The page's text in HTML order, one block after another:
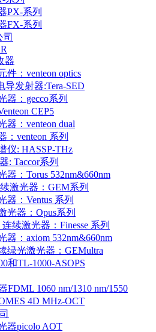
PX-系列
FX-系列
司
器
件：venteon optics
导发射器:Tera-SED
器：gecco系列
CEP5
器：venteon dual
：venteon 系列
仪: HASSP-THz
: Taccor系列
器：Torus 532nm&660nm
激光器：GEM系列
器：Ventus 系列
光器：Opus系列
续激光器：Finesse 系列
器：axiom 532nm&660nm
绿光激光器：GEMultra
和TL-1000-ASOPS
FDML 1060 nm/1310 nm/1550
4D MHz-OCT
器picolo AOT